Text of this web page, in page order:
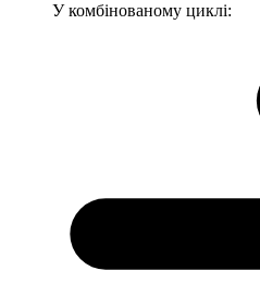
У комбінованому циклі: